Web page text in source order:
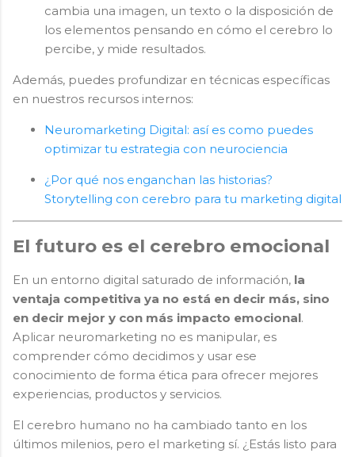
cambia una imagen, un texto o la disposición de
los elementos pensando en cómo el cerebro lo
percibe, y mide resultados.
Además, puedes profundizar en técnicas específicas
en nuestros recursos internos:
Neuromarketing Digital: así es como puedes
optimizar tu estrategia con neurociencia
¿Por qué nos enganchan las historias?
Storytelling con cerebro para tu marketing digital
El futuro es el cerebro emocional
En un entorno digital saturado de información, la
ventaja competitiva ya no está en decir más, sino
en decir mejor y con más impacto emocional.
Aplicar neuromarketing no es manipular, es
comprender cómo decidimos y usar ese
conocimiento de forma ética para ofrecer mejores
experiencias, productos y servicios.
El cerebro humano no ha cambiado tanto en los
últimos milenios, pero el marketing sí. ¿Estás listo para